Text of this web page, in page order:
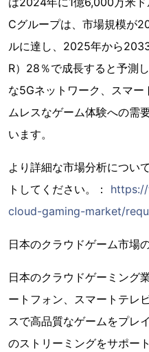
Cグループは、市場規模が
ルに達し、2025年から
R）28％で成長すると予測
な5Gネットワーク、スマ
ムレスなゲーム体験への需
います。
より詳細な市場分析につい
トしてください。：
cloud-gaming-market/
日本のクラウドゲーム市場
日本のクラウドゲーミング
ートフォン、スマートテレ
スで高品質なゲームをプレ
のストリーミングをサポー